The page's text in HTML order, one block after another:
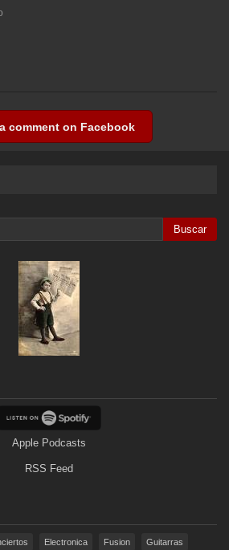
comment on Facebook
Buscar
Apple Podcasts
RSS Feed
Electronica Fusion Guitarras